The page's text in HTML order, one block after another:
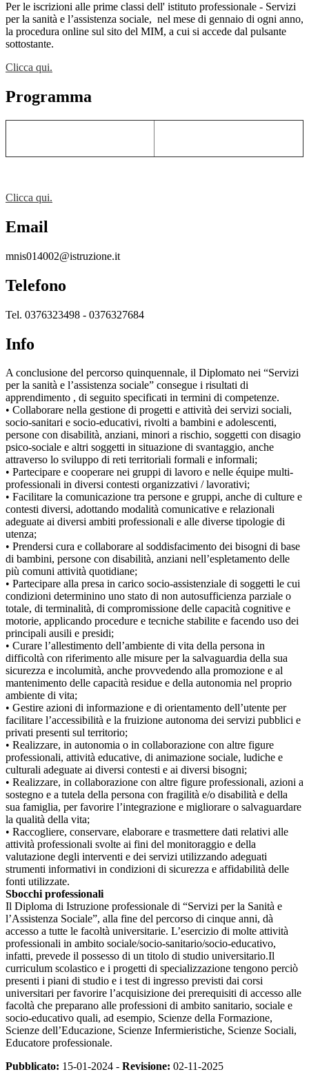
Per le iscrizioni alle prime classi dell' istituto professionale - Servizi
per la sanità e l’assistenza sociale, nel mese di gennaio di ogni anno,
la procedura online sul sito del MIM, a cui si accede dal pulsante
sottostante.
Clicca qui.
Programma
Clicca qui.
Email
mnis014002@istruzione.it
Telefono
Tel. 0376323498 - 0376327684
Info
A conclusione del percorso quinquennale, il Diplomato nei “Servizi
per la sanità e l’assistenza sociale” consegue i risultati di
apprendimento , di seguito specificati in termini di competenze.
• Collaborare nella gestione di progetti e attività dei servizi sociali,
socio-sanitari e socio-educativi, rivolti a bambini e adolescenti,
persone con disabilità, anziani, minori a rischio, soggetti con disagio
psico-sociale e altri soggetti in situazione di svantaggio, anche
attraverso lo sviluppo di reti territoriali formali e informali;
• Partecipare e cooperare nei gruppi di lavoro e nelle équipe multi-
professionali in diversi contesti organizzativi / lavorativi;
• Facilitare la comunicazione tra persone e gruppi, anche di culture e
contesti diversi, adottando modalità comunicative e relazionali
adeguate ai diversi ambiti professionali e alle diverse tipologie di
utenza;
• Prendersi cura e collaborare al soddisfacimento dei bisogni di base
di bambini, persone con disabilità, anziani nell’espletamento delle
più comuni attività quotidiane;
• Partecipare alla presa in carico socio-assistenziale di soggetti le cui
condizioni determinino uno stato di non autosufficienza parziale o
totale, di terminalità, di compromissione delle capacità cognitive e
motorie, applicando procedure e tecniche stabilite e facendo uso dei
principali ausili e presidi;
• Curare l’allestimento dell’ambiente di vita della persona in
difficoltà con riferimento alle misure per la salvaguardia della sua
sicurezza e incolumità, anche provvedendo alla promozione e al
mantenimento delle capacità residue e della autonomia nel proprio
ambiente di vita;
• Gestire azioni di informazione e di orientamento dell’utente per
facilitare l’accessibilità e la fruizione autonoma dei servizi pubblici e
privati presenti sul territorio;
• Realizzare, in autonomia o in collaborazione con altre figure
professionali, attività educative, di animazione sociale, ludiche e
culturali adeguate ai diversi contesti e ai diversi bisogni;
• Realizzare, in collaborazione con altre figure professionali, azioni a
sostegno e a tutela della persona con fragilità e/o disabilità e della
sua famiglia, per favorire l’integrazione e migliorare o salvaguardare
la qualità della vita;
• Raccogliere, conservare, elaborare e trasmettere dati relativi alle
attività professionali svolte ai fini del monitoraggio e della
valutazione degli interventi e dei servizi utilizzando adeguati
strumenti informativi in condizioni di sicurezza e affidabilità delle
fonti utilizzate.
Sbocchi professionali
Il Diploma di Istruzione professionale di “Servizi per la Sanità e
l’Assistenza Sociale”, alla fine del percorso di cinque anni, dà
accesso a tutte le facoltà universitarie. L’esercizio di molte attività
professionali in ambito sociale/socio-sanitario/socio-educativo,
infatti, prevede il possesso di un titolo di studio universitario.Il
curriculum scolastico e i progetti di specializzazione tengono perciò
presenti i piani di studio e i test di ingresso previsti dai corsi
universitari per favorire l’acquisizione dei prerequisiti di accesso alle
facoltà che preparano alle professioni di ambito sanitario, sociale e
socio-educativo quali, ad esempio, Scienze della Formazione,
Scienze dell’Educazione, Scienze Infermieristiche, Scienze Sociali,
Educatore professionale.
Pubblicato: 15-01-2024 - Revisione: 02-11-2025